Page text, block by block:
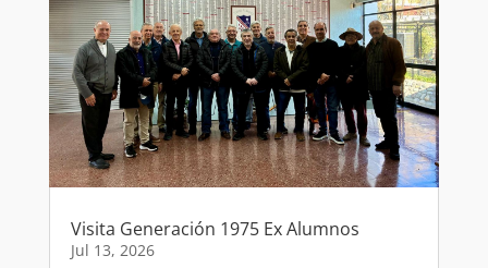
Visita Generación 1975 Ex Alumnos
Jul 13, 2026